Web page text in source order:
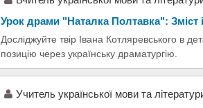
Урок драми "Наталка Полтавка": Зміст
Досліджуйте твір Івана Котляревського в
позицію через українську драматургію.
Учитель української мови та